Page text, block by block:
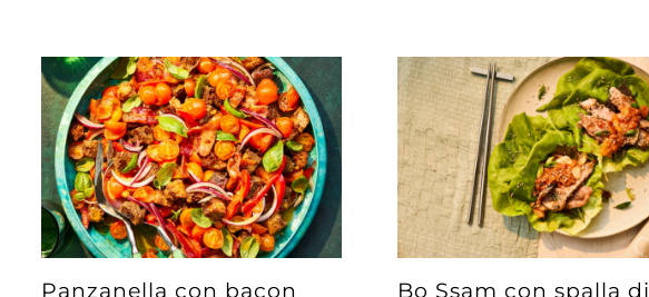
Panzanella con bacon Bo Ssam con spalla di